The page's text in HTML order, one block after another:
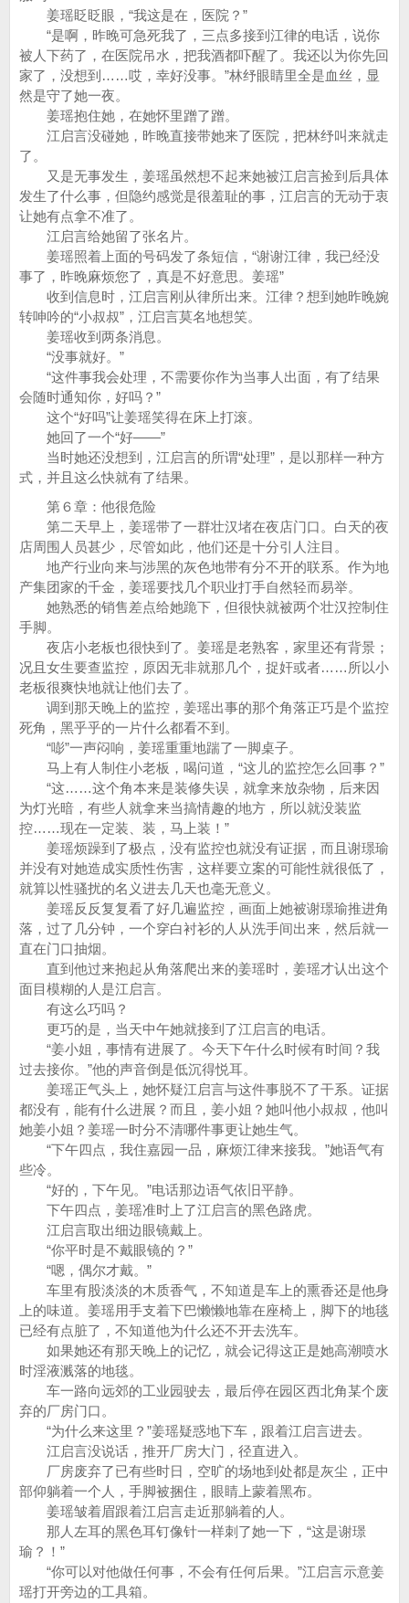
姜瑶眨眨眼，“我这是在，医院？”
“是啊，昨晚可急死我了，三点多接到江律的电话，说你
被人下药了，在医院吊水，把我酒都吓醒了。我还以为你先回
家了，没想到……哎，幸好没事。”林纾眼睛里全是血丝，显
然是守了她一夜。
姜瑶抱住她，在她怀里蹭了蹭。
江启言没碰她，昨晚直接带她来了医院，把林纾叫来就走
了。
又是无事发生，姜瑶虽然想不起来她被江启言捡到后具体
发生了什么事，但隐约感觉是很羞耻的事，江启言的无动于衷
让她有点拿不准了。
江启言给她留了张名片。
姜瑶照着上面的号码发了条短信，“谢谢江律，我已经没
事了，昨晚麻烦您了，真是不好意思。姜瑶”
收到信息时，江启言刚从律所出来。江律？想到她昨晚婉
转呻吟的“小叔叔”，江启言莫名地想笑。
姜瑶收到两条消息。
“没事就好。”
“这件事我会处理，不需要你作为当事人出面，有了结果
会随时通知你，好吗？”
这个“好吗”让姜瑶笑得在床上打滚。
她回了一个“好——”
当时她还没想到，江启言的所谓“处理”，是以那样一种方
式，并且这么快就有了结果。
第６章：他很危险
第二天早上，姜瑶带了一群壮汉堵在夜店门口。白天的夜
店周围人员甚少，尽管如此，他们还是十分引人注目。
地产行业向来与涉黑的灰色地带有分不开的联系。作为地
产集团家的千金，姜瑶要找几个职业打手自然轻而易举。
她熟悉的销售差点给她跪下，但很快就被两个壮汉控制住
手脚。
夜店小老板也很快到了。姜瑶是老熟客，家里还有背景；
况且女生要查监控，原因无非就那几个，捉奸或者……所以小
老板很爽快地就让他们去了。
调到那天晚上的监控，姜瑶出事的那个角落正巧是个监控
死角，黑乎乎的一片什么都看不到。
“嘭”一声闷响，姜瑶重重地踹了一脚桌子。
马上有人制住小老板，喝问道，“这儿的监控怎么回事？”
“这……这个角本来是装修失误，就拿来放杂物，后来因
为灯光暗，有些人就拿来当搞情趣的地方，所以就没装监
控……现在一定装、装，马上装！”
姜瑶烦躁到了极点，没有监控也就没有证据，而且谢璟瑜
并没有对她造成实质性伤害，这样要立案的可能性就很低了，
就算以性骚扰的名义进去几天也毫无意义。
姜瑶反反复复看了好几遍监控，画面上她被谢璟瑜推进角
落，过了几分钟，一个穿白衬衫的人从洗手间出来，然后就一
直在门口抽烟。
直到他过来抱起从角落爬出来的姜瑶时，姜瑶才认出这个
面目模糊的人是江启言。
有这么巧吗？
更巧的是，当天中午她就接到了江启言的电话。
“姜小姐，事情有进展了。今天下午什么时候有时间？我
过去接你。”他的声音倒是低沉得悦耳。
姜瑶正气头上，她怀疑江启言与这件事脱不了干系。证据
都没有，能有什么进展？而且，姜小姐？她叫他小叔叔，他叫
她姜小姐？姜瑶一时分不清哪件事更让她生气。
“下午四点，我住嘉园一品，麻烦江律来接我。”她语气有
些冷。
“好的，下午见。”电话那边语气依旧平静。
下午四点，姜瑶准时上了江启言的黑色路虎。
江启言取出细边眼镜戴上。
“你平时是不戴眼镜的？”
“嗯，偶尔才戴。”
车里有股淡淡的木质香气，不知道是车上的熏香还是他身
上的味道。姜瑶用手支着下巴懒懒地靠在座椅上，脚下的地毯
已经有点脏了，不知道他为什么还不开去洗车。
如果她还有那天晚上的记忆，就会记得这正是她高潮喷水
时淫液溅落的地毯。
车一路向远郊的工业园驶去，最后停在园区西北角某个废
弃的厂房门口。
“为什么来这里？”姜瑶疑惑地下车，跟着江启言进去。
江启言没说话，推开厂房大门，径直进入。
厂房废弃了已有些时日，空旷的场地到处都是灰尘，正中
部仰躺着一个人，手脚被捆住，眼睛上蒙着黑布。
姜瑶皱着眉跟着江启言走近那躺着的人。
那人左耳的黑色耳钉像针一样刺了她一下，“这是谢璟
瑜？！”
“你可以对他做任何事，不会有任何后果。”江启言示意姜
瑶打开旁边的工具箱。